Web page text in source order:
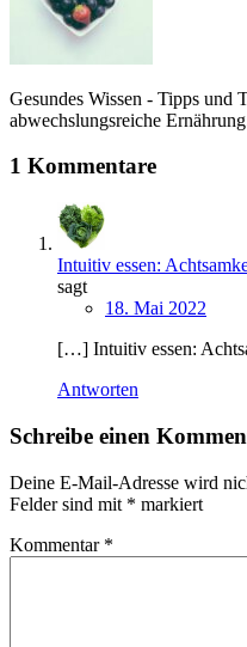
Gesundes Wissen - Tipps und
abwechslungsreiche
1 Kommentare
Intuitiv essen:
sagt
18. Mai 2022
[…] Intuitiv essen:
Antworten
Schreibe einen
Deine E-Mail-Adresse wird
Felder sind mit * markiert
Kommentar *